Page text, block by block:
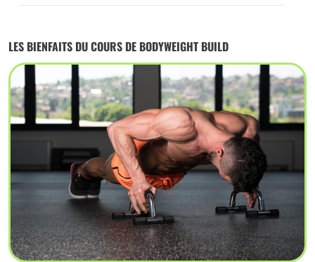
LES BIENFAITS DU COURS DE BODYWEIGHT BUILD